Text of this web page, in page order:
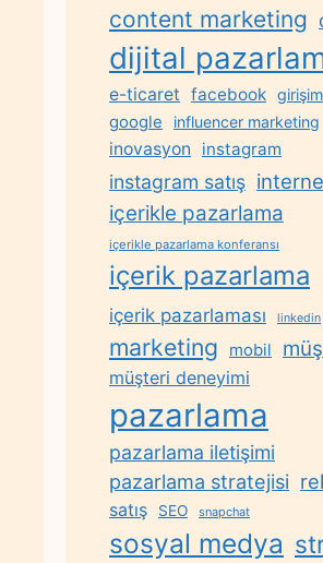
content marketing
dijital
e-ticaret facebook
google influencer marketing
inovasyon instagram
instagram satış
içerikle pazarlama
içerikle pazarlama konferansı
içerik pazarlama
içerik pazarlaması linkedin
marketing mobil
müşteri deneyimi
pazarlama
pazarlama iletişimi
pazarlama stratejisi
satış SEO snapchat
sosyal medya